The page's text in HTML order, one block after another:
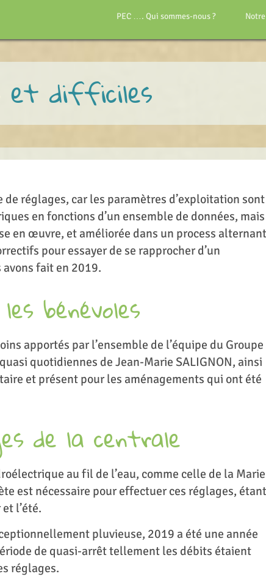
PEC …. Qui sommes-nous ?
et difficiles
réglages, car les paramètres d’exploitation sont
en fonctions d’un ensemble de données,
en œuvre, et améliorée dans un process alternant
pour essayer de se rapprocher d’un
fait en 2019.
bénévoles
apportés par l’ensemble de l’équipe du Groupe
quotidiennes de Jean-Marie SALIGNON, ainsi
et présent pour les aménagements qui ont été
de la centrale
au fil de l’eau, comme celle de la Marie
est nécessaire pour effectuer ces réglages, étant
l’été.
pluvieuse, 2019 a été une année
de quasi-arrêt tellement les débits étaient
réglages.